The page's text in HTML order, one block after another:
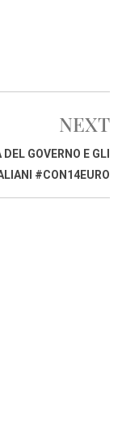
NEXT
DEL GOVERNO E GLI
#CON14EURO